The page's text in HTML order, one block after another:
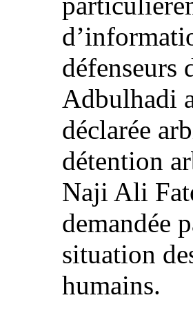
défenseurs
Adbulhadi
déclarée
détention
Naji Ali
demandée
situation
humains.